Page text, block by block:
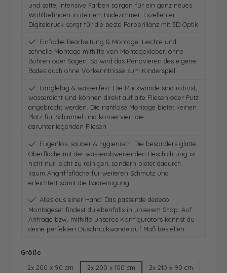
und satte, intensive Farben sorgen für ein ganz neues
Wohlbefinden in deinem Badezimmer. Exzellenter
Digitaldruck sorgt für die beste Farbbrillanz mit 3D Optik
Einfache Bearbeitung & Montage: Leichte und
schnelle Montage mithilfe von Montagekleber, ohne
Bohren oder Sägen. So wird das Renovieren des eigene
Bades auch ohne Vorkenntnisse zum Kinderspiel.
Langlebig & wasserfest: Die Rückwände sind robust,
wasserdicht und können direkt auf alte Fliesen oder Putz
angebracht werden. Die nahtlose Montage bietet keinen
Platz für Schimmel und konserviert die
darunterliegenden Fliesen
Fugenlos, sauber & hygienisch: Die besonders glatte
Oberfläche mit der wasserabweisenden Beschichtung ist
nicht nur leicht zu reinigen, sondern bietet dadurch
kaum Angriffsfläche für weiteren Schmutz und
erleichtert somit die Badreinigung
Alles aus einer Hand: Das passende dedeco
Montageset findest du ebenfalls in unserem Shop. Auf
Anfrage bzw. mithilfe unseres Konfigurators kannst du
deine perfekten Duschrückwände auf Maß bestellen
Größe
2x 200 x 90 cm
2x 200 x 100 cm
2x 210 x 90 cm